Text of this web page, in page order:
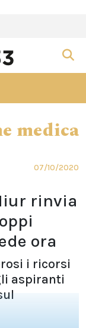
medica
07/10/2020
rinvia
ora
i ricorsi
aspiranti